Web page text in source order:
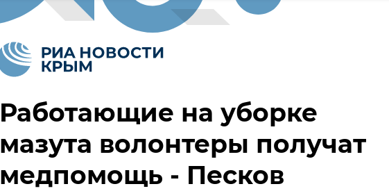
Работающие на уборке
мазута волонтеры получат
медпомощь - Песков